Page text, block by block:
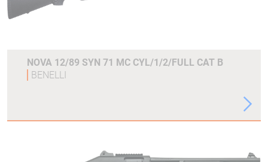
NOVA 12/89 SYN 71 MC CYL/1/2/FULL CAT B
BENELLI